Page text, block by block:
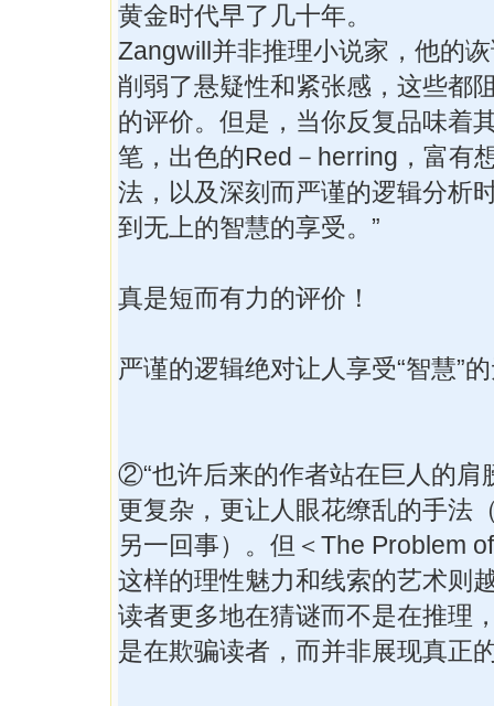
黄金时代早了几十年。
Zangwill并非推理小说家，他的
削弱了悬疑性和紧张感，这些都
的评价。但是，当你反复品味着
笔，出色的Red－herring，富有
法，以及深刻而严谨的逻辑分析
到无上的智慧的享受。”
真是短而有力的评价！
严谨的逻辑绝对让人享受“智慧”
②“也许后来的作者站在巨人的肩
更复杂，更让人眼花缭乱的手法
另一回事）。但＜The Problem
这样的理性魅力和线索的艺术则
读者更多地在猜谜而不是在推理
是在欺骗读者，而并非展现真正